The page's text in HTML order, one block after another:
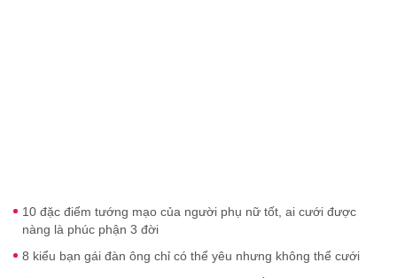
10 đặc điểm tướng mạo của người phụ nữ tốt, ai cưới được
nàng là phúc phận 3 đời
8 kiểu bạn gái đàn ông chỉ có thể yêu nhưng không thể cưới